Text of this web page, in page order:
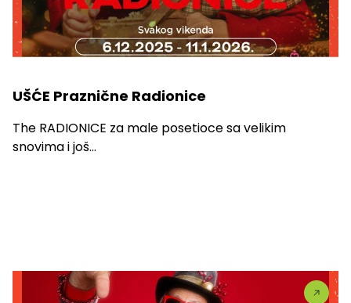
UŠĆE Praznične Radionice
The RADIONICE za male posetioce sa velikim
snovima i još...